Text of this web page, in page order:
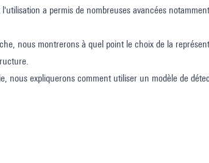
a permis de nombreuses avancées
nous montrerons à quel point le choix de la
nous expliquerons comment utiliser un modèle de
présenterons une méthode d'anonymisation qui